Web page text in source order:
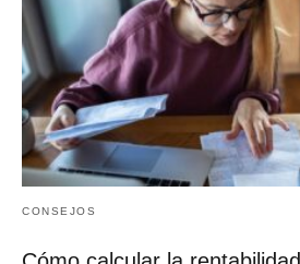
CONSEJOS